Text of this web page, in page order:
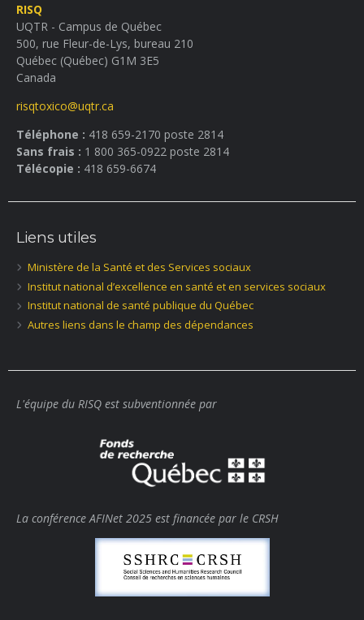
RISQ
UQTR - Campus de Québec
500, rue Fleur-de-Lys, bureau 210
Québec (Québec) G1M 3E5
Canada
risqtoxico@uqtr.ca
Téléphone : 418 659-2170 poste 2814
Sans frais : 1 800 365-0922 poste 2814
Télécopie : 418 659-6674
Liens utiles
Ministère de la Santé et des Services sociaux
Institut national d’excellence en santé et en services sociaux
Institut national de santé publique du Québec
Autres liens dans le champ des dépendances
L'équipe du RISQ est subventionnée par
La conférence AFINet 2025 est financée par le CRSH